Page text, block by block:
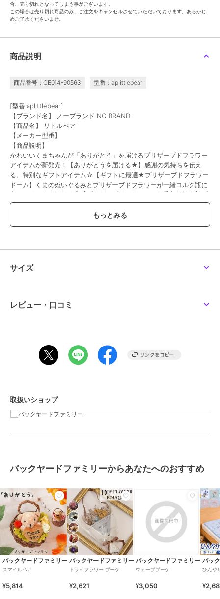
合、売り切れとなってしまう事がございます。
この場合は売り切れ商品のみ、ご注文をキャンセルさせていただいております。あらかじ
めご了承くださいませ。
商品説明
商品番号：CE014-90563 型番：aplittlebear
[型番:aplittlebear]
【ブランド名】 ノーブランド NO BRAND
【商品名】 リトルベア
【メーカー型番】
【商品説明】
かわいいくまちゃんが「ありがとう」を届けるプリザーブドフラワー
アイテムが新発売！【ありがとうを届ける★】感謝の気持ちを伝え
る、特別なギフトアイテム☆【ギフトに最適★プリザーブドフラワー
ドーム】くまのぬいぐるみとプリザーブドフラワーが一緒コルク瓶に
入ってそのまま飾れる◎【プリザーブドフラワーでお手入れ簡単】プ
リザーブドフラワーが長い期間新鮮さを保持、美しさが続く！【かわ
いいピンク、穏やかなブルー、清楚なイエローの3カラー】ピンク、
ブルー、イエローの3カラー、どれも鮮やかで目を引くこと間違いな
【素材】
生花（プリザーブドフラワー）ガラス、コルク、OPP
[縦]約12cm／[直径]約7.5cm
【注意点】
お取り扱いの際は、商品やパッケージなどに記載されている品質表
ご理解願います。
【ご利用シーン】
暦祝い おしゃれ インテリア 雑貨
ブランド バックヤードファミリー
ショップ バックヤードファミリー
商品カテゴリ ギフト用品 ／
プリザーブドフラ
ワー
カラー ブルー、イエロー、ピンク
サイズ プリザーブドフラワー
サイズ
レビュー・口コミ
取扱いショップ
バックヤードファミリーからあなたへのおすすめ
バックヤードファミリー
スマイルベア
¥5,814
バックヤードファミリー
ドライフラワー ブーケ
¥2,621
バックヤードファミリー
ウェーブブーケ
¥3,050
バッ
ひんや